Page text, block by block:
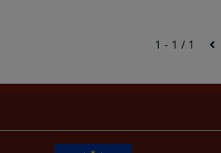
1 - 1 / 1